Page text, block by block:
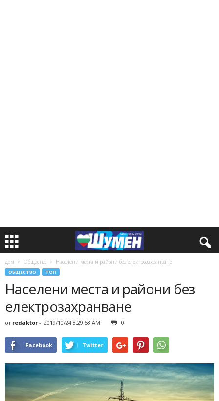
дом Общество Населени места и райони без електрозахранване
ОБЩЕСТВО ТОП
Населени места и райони без
електрозахранване
от redaktor - 2019/10/24 8:29:53 AM 0
Facebook Twitter